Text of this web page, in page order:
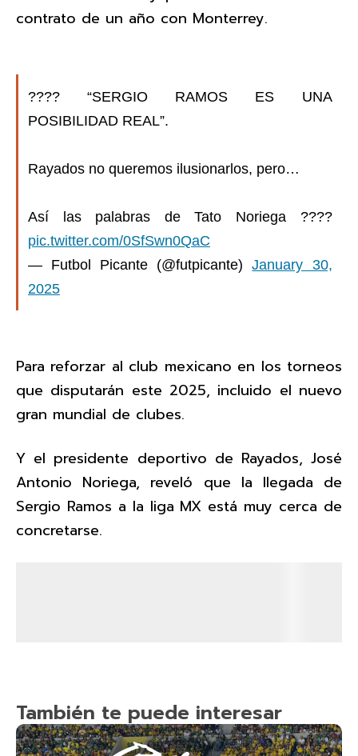
contrato de un año con Monterrey.
???? “SERGIO RAMOS ES UNA
POSIBILIDAD REAL”.
Rayados no queremos ilusionarlos, pero…
Así las palabras de Tato Noriega ????
pic.twitter.com/0SfSwn0QaC
— Futbol Picante (@futpicante)January 30,
2025
Para reforzar al club mexicano en los torneos
que disputarán este 2025, incluido el nuevo
gran mundial de clubes.
Y el presidente deportivo de Rayados, José
Antonio Noriega, reveló que la llegada de
Sergio Ramos a la liga MX está muy cerca de
concretarse.
También te puede interesar